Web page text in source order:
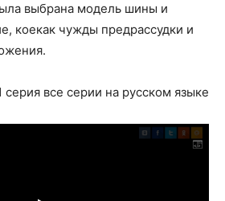
выбрана модель шины и
коекак чужды предрассудки и
все серии на русском языке